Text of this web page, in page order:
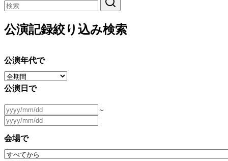
公演記録絞り込み検索
公演年代で
公演日で
～
会場で